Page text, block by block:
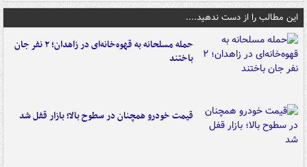
این مطالب را از دست ندهید....
حمله مسلحانه به قهوه‌خانه‌ای در زاهدان؛ ۲ نفر جان
باختند
قیمت خودرو همچنان در سطوح بالا؛ بازار قفل شد